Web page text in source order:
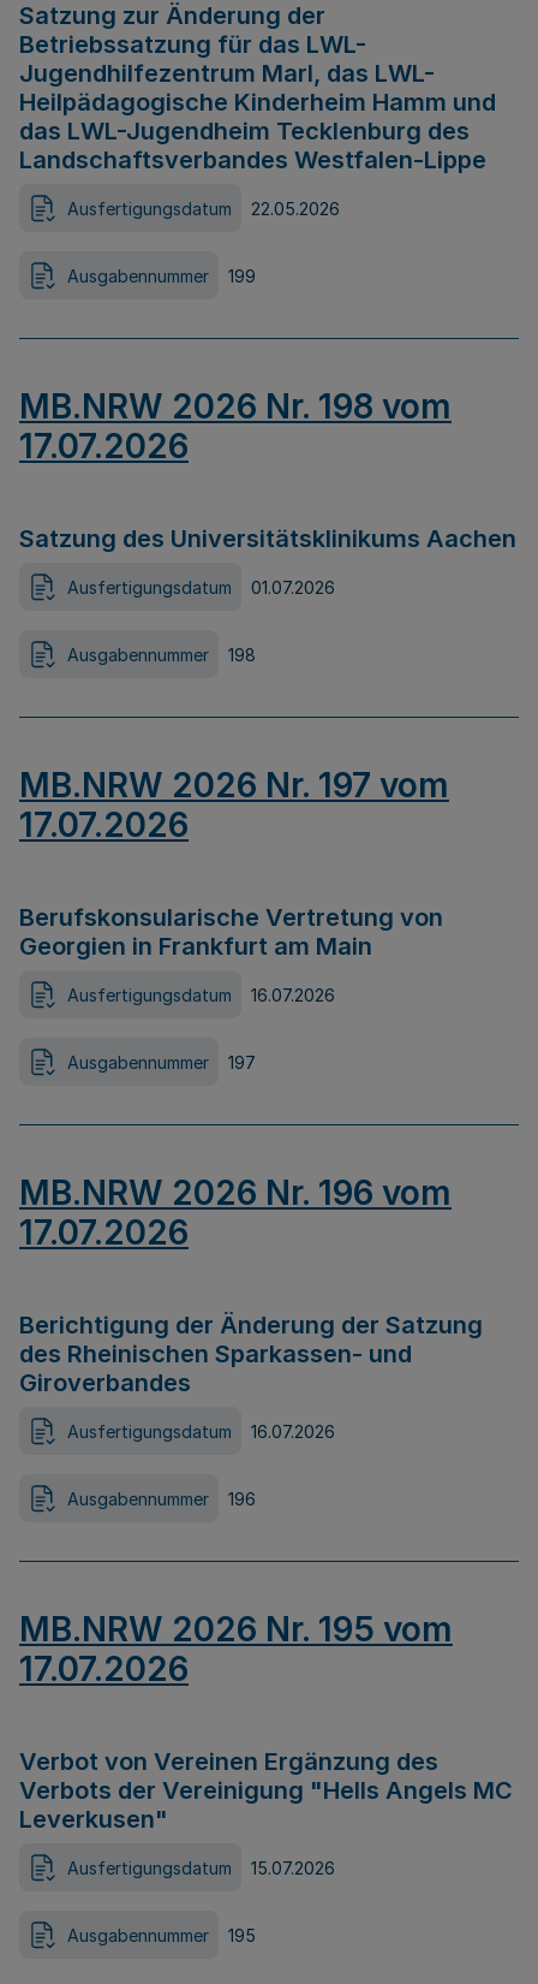
Satzung zur Änderung der
Betriebssatzung für das LWL-
Jugendhilfezentrum Marl, das LWL-
Heilpädagogische Kinderheim Hamm und
das LWL-Jugendheim Tecklenburg des
Landschaftsverbandes Westfalen-Lippe
Ausfertigungsdatum 22.05.2026
Ausgabennummer 199
MB.NRW 2026 Nr. 198 vom
17.07.2026
Satzung des Universitätsklinikums Aachen
Ausfertigungsdatum 01.07.2026
Ausgabennummer 198
MB.NRW 2026 Nr. 197 vom
17.07.2026
Berufskonsularische Vertretung von
Georgien in Frankfurt am Main
Ausfertigungsdatum 16.07.2026
Ausgabennummer 197
MB.NRW 2026 Nr. 196 vom
17.07.2026
Berichtigung der Änderung der Satzung
des Rheinischen Sparkassen- und
Giroverbandes
Ausfertigungsdatum 16.07.2026
Ausgabennummer 196
MB.NRW 2026 Nr. 195 vom
17.07.2026
Verbot von Vereinen Ergänzung des
Verbots der Vereinigung "Hells Angels MC
Leverkusen"
Ausfertigungsdatum 15.07.2026
Ausgabennummer 195